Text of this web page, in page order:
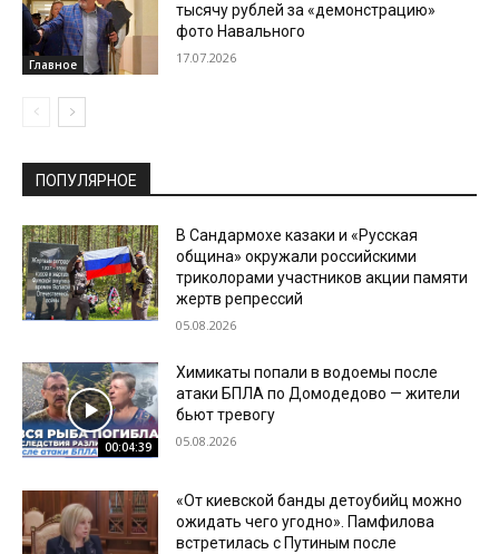
Главное
тысячу рублей за «демонстрацию»
фото Навального
17.07.2026
ПОПУЛЯРНОЕ
В Сандармохе казаки и «Русская
община» окружали российскими
триколорами участников акции памяти
жертв репрессий
05.08.2026
00:04:39
Химикаты попали в водоемы после
атаки БПЛА по Домодедово — жители
бьют тревогу
05.08.2026
«От киевской банды детоубийц можно
ожидать чего угодно». Памфилова
встретилась с Путиным после